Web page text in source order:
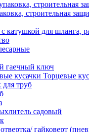
строительная
катушкой для шланга,
гаечный ключ
Торцевые
труб
садовый
гайковерт